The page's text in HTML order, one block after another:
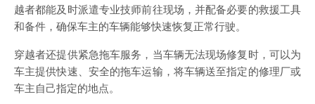
越者都能及时派遣专业技师前往现场，并配备必要的救援工具
和备件，确保车主的车辆能够快速恢复正常行驶。
穿越者还提供紧急拖车服务，当车辆无法现场修复时，可以为
车主提供快速、安全的拖车运输，将车辆送至指定的修理厂或
车主自己指定的地点。